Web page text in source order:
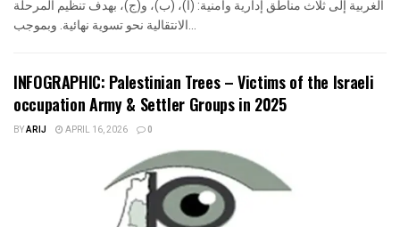
الغربية إلى ثلاث مناطق إدارية وأمنية: (أ)، (ب)، و(ج)، بهدف تنظيم المرحلة
INFOGRAPHIC: Palestinian Trees – Victims of the Israeli
occupation Army & Settler Groups in 2025
BYARIJ APRIL 16, 2026 0